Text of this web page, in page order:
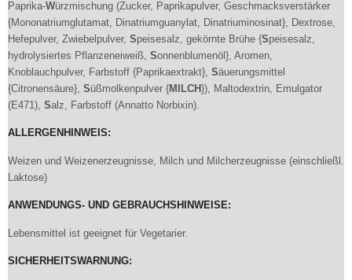
Paprika-Würzmischung (Zucker, Paprikapulver, Geschmacksverstärker
{Mononatriumglutamat, Dinatriumguanylat, Dinatriuminosinat}, Dextrose,
Hefepulver, Zwiebelpulver, Speisesalz, gekörnte Brühe {Speisesalz,
hydrolysiertes Pflanzeneiweiß, Sonnenblumenöl}, Aromen,
Knoblauchpulver, Farbstoff {Paprikaextrakt}, Säuerungsmittel
{Citronensäure}, Süßmolkenpulver {MILCH}), Maltodextrin, Emulgator
(E471), Salz, Farbstoff (Annatto Norbixin).
ALLERGENHINWEIS:
Weizen und Weizenerzeugnisse, Milch und Milcherzeugnisse (einschließl.
Laktose)
ANWENDUNGS- UND GEBRAUCHSHINWEISE:
Lebensmittel ist geeignet für Vegetarier.
SICHERHEITSWARNUNG: